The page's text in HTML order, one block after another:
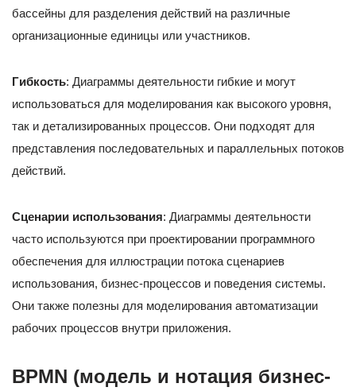
бассейны для разделения действий на различные
организационные единицы или участников.
Гибкость: Диаграммы деятельности гибкие и могут
использоваться для моделирования как высокого уровня,
так и детализированных процессов. Они подходят для
представления последовательных и параллельных потоков
действий.
Сценарии использования: Диаграммы деятельности
часто используются при проектировании программного
обеспечения для иллюстрации потока сценариев
использования, бизнес-процессов и поведения системы.
Они также полезны для моделирования автоматизации
рабочих процессов внутри приложения.
BPMN (модель и нотация бизнес-